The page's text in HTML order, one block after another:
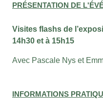
PRÉSENTATION DE
Visites flashs de
14h30 et à 15h15
Avec Pascale Nys et
INFORMATIONS